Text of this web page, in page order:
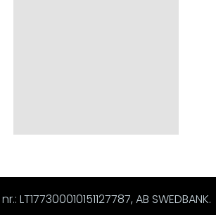
AB SWEDBANK.